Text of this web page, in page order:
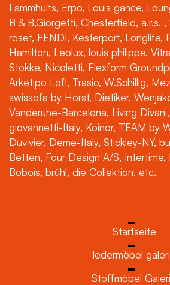
Lammhults, Erpo, Louis gance,
B & B,Giorgetti, Chesterfield, a.r.s. ,
roset, FENDI, Kesterport, Longlife,
Hamilton, Leolux, louis philippe,
Stokke, Nicoletti, Flexform
Arketipo Loft, Trasio, W.Schillig,
swissofa by Horst, Dietiker,
Vanderuhe-Barcelona, Living
giovannetti-Italy, Koinor, TEAM by
Duvivier, Deme-Italy, Stickley-NY,
Betten, Four Design A/S, Intertime,
Bobois, brühl, die Collektion, etc.
Startseite
ledermöbel
Stoffmöbel